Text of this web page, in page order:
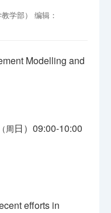
学部）
编辑：
Modelling and
周日）09:00-10:00
efforts in